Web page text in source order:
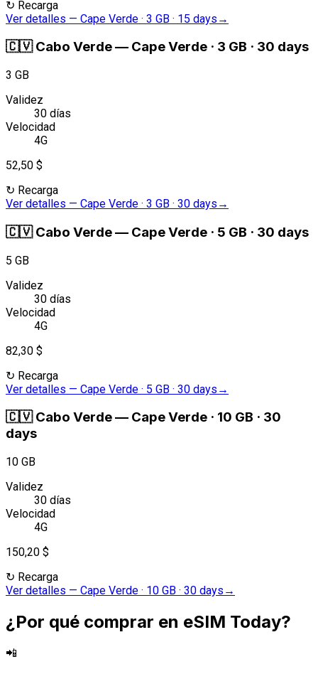
↻ Recarga
Ver detalles — Cape Verde · 3 GB · 15 days →
🇨🇻 Cabo Verde— Cape Verde · 3 GB · 30 days
3 GB
Validez
30 días
Velocidad
4G
52,50 $
↻ Recarga
Ver detalles — Cape Verde · 3 GB · 30 days →
🇨🇻 Cabo Verde— Cape Verde · 5 GB · 30 days
5 GB
Validez
30 días
Velocidad
4G
82,30 $
↻ Recarga
Ver detalles — Cape Verde · 5 GB · 30 days →
🇨🇻 Cabo Verde— Cape Verde · 10 GB · 30
days
10 GB
Validez
30 días
Velocidad
4G
150,20 $
↻ Recarga
Ver detalles — Cape Verde · 10 GB · 30 days →
¿Por qué comprar en eSIM Today?
📲